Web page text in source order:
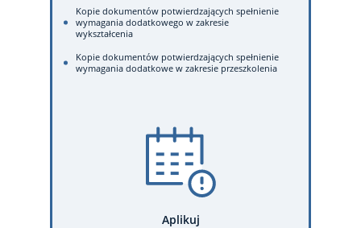
Kopie dokumentów potwierdzających spełnienie
wymagania dodatkowego w zakresie
wykształcenia
Kopie dokumentów potwierdzających spełnienie
wymagania dodatkowe w zakresie przeszkolenia
Aplikuj